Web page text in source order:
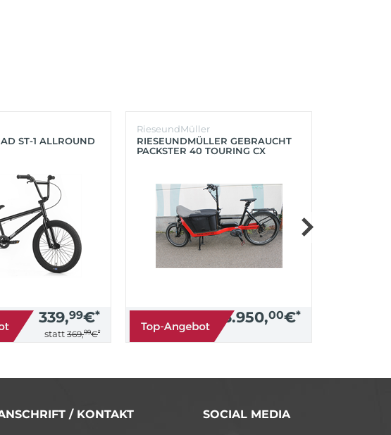
ST-1 ALLROUND
339,99€*
statt 369,99€*
RieseundMüller
RIESEUNDMÜLLER GEBRAUCHT
PACKSTER 40 TOURING CX
3.950,00€*
/ KONTAKT SOCIAL MEDIA